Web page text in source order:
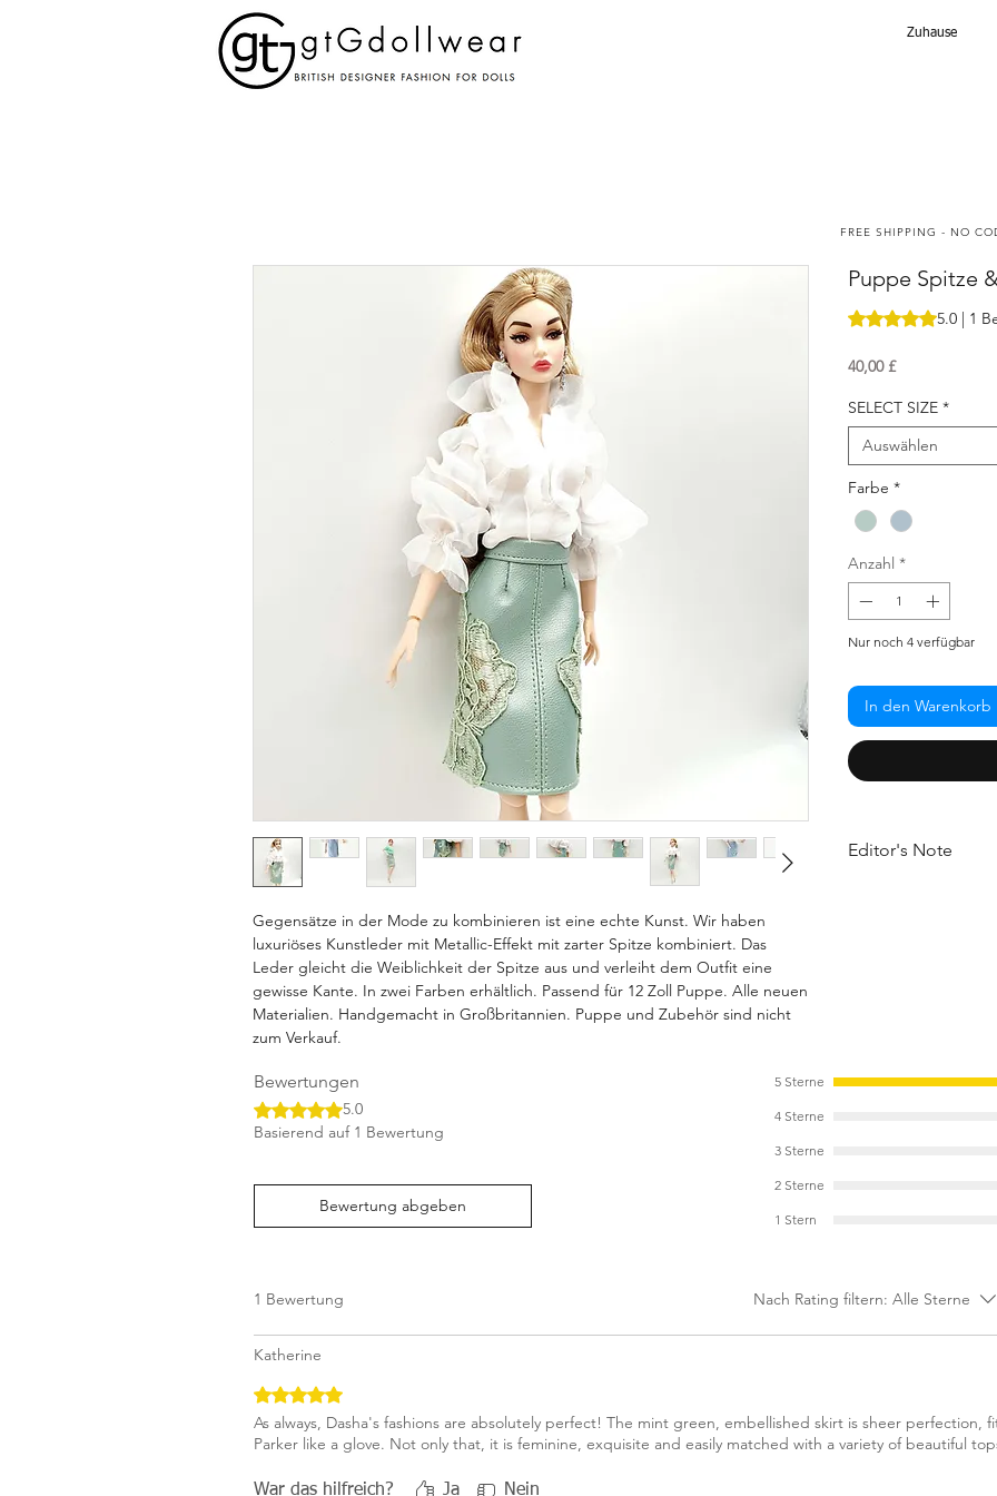
Zuhause
Gegensätze in der Mode zu kombinieren ist eine echte Kunst. Wir haben
luxuriöses Kunstleder mit Metallic-Effekt mit zarter Spitze kombiniert. Das
Leder gleicht die Weiblichkeit der Spitze aus und verleiht dem Outfit eine
gewisse Kante. In zwei Farben erhältlich. Passend für 12 Zoll Puppe. Alle neuen
Materialien. Handgemacht in Großbritannien. Puppe und Zubehör sind nicht
zum Verkauf.
Puppe Spitze
Das Rating5.0 | 1
40,00 £Preis
SELECT SIZE *
Auswählen
Farbe *
Anzahl *
Nur noch 4 verfügbar
In den Warenkorb
Editor's Note
Bewertungen
Mit 5 von 5 Sternen bewertet.
5.0
Basierend auf 1 Bewertung
Bewertung abgeben
5 Sterne
4 Sterne
3 Sterne
2 Sterne
1 Stern
1 Bewertung Nach Rating filtern: Alle Sterne
Katherine
Mit 5 von 5 Sternen bewertet.
As always, Dasha's fashions are absolutely perfect! The mint green, embellished skirt is sheer perfection,
Parker like a glove. Not only that, it is feminine, exquisite and easily matched with a variety of beautiful
War das hilfreich? Ja Nein
FREE SHIPPING - NO